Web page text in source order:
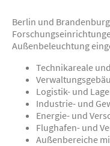
Berlin und
Außenbeleuchtung
Technikareale
Logistik- und
Industrie- und
Energie- und
Flughafen- und
Außenbereiche